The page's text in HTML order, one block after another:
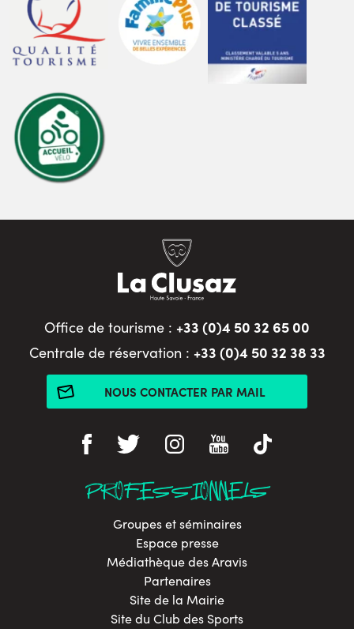
Office de tourisme : +33 (0)4 50 32 65 00
Centrale de réservation : +33 (0)4 50 32 38 33
NOUS CONTACTER PAR MAIL
PROFESSIONNELS
Groupes et séminaires
Espace presse
Médiathèque des Aravis
Partenaires
Site de la Mairie
Site du Club des Sports